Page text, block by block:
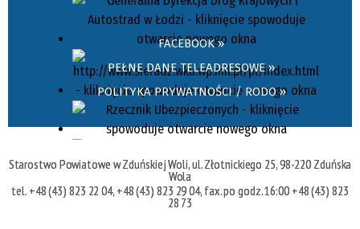
FACEBOOK »
PEŁNE DANE TELEADRESOWE »
POLITYKA PRYWATNOŚCI / RODO »
Starostwo Powiatowe w Zduńskiej Woli, ul. Złotnickiego 25, 98-220 Zduńska
Wola
tel. +48 (43) 823 22 04, +48 (43) 823 29 04, fax. po godz. 16:00 +48 (43) 823
28 73